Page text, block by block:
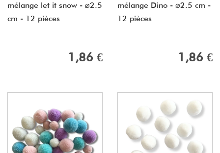
mélange let it snow - ⌀2.5
cm - 12 pièces
1,86 €
mélange Dino - ⌀2.5 cm -
12 pièces
1,86 €